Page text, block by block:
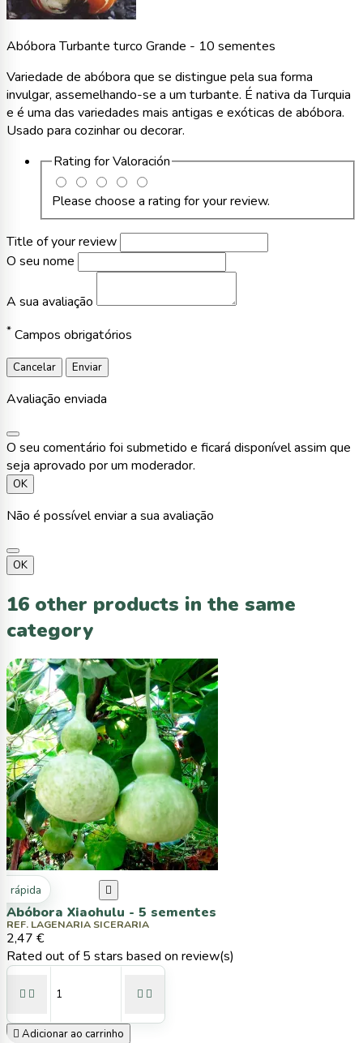
Abóbora Turbante turco Grande - 10 sementes
Variedade de abóbora que se distingue pela sua forma
invulgar, assemelhando-se a um turbante. É nativa da Turquia
e é uma das variedades mais antigas e exóticas de abóbora.
Usado para cozinhar ou decorar.
Rating forValoración
Please choose a rating for your review.
Title of your review
O seu nome
A sua avaliação
* Campos obrigatórios
Cancelar Enviar
Avaliação enviada
O seu comentário foi submetido e ficará disponível assim que
seja aprovado por um moderador.
OK
Não é possível enviar a sua avaliação
OK
16 other products in the same
category
rápida 
Abóbora Xiaohulu - 5 sementes
REF. LAGENARIA SICERARIA
2,47 €
Rated out of 5 stars based on review(s)
   
 Adicionar ao carrinho